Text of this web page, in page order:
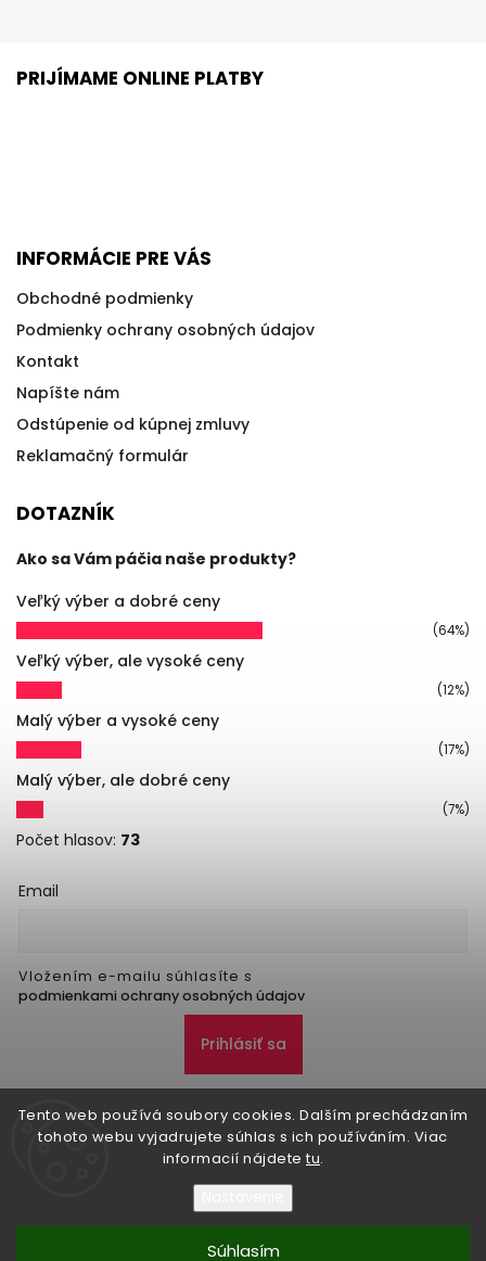
Tento web používá soubory cookies. Dalším prechádzaním
tohoto webu vyjadrujete súhlas s ich používáním. Viac
informacií nájdete tu.
Súhlasím
PRIJÍMAME ONLINE PLATBY
INFORMÁCIE PRE VÁS
Obchodné podmienky
Podmienky ochrany osobných údajov
Kontakt
Napíšte nám
Odstúpenie od kúpnej zmluvy
Reklamačný formulár
DOTAZNÍK
Ako sa Vám páčia naše produkty?
Veľký výber a dobré ceny
(64%)
Veľký výber, ale vysoké ceny
(12%)
Malý výber a vysoké ceny
(17%)
Malý výber, ale dobré ceny
(7%)
Počet hlasov: 73
Email
Vložením e-mailu súhlasíte s
podmienkami ochrany osobných údajov
Prihlásiť sa
Upraviť nastavenie cookies